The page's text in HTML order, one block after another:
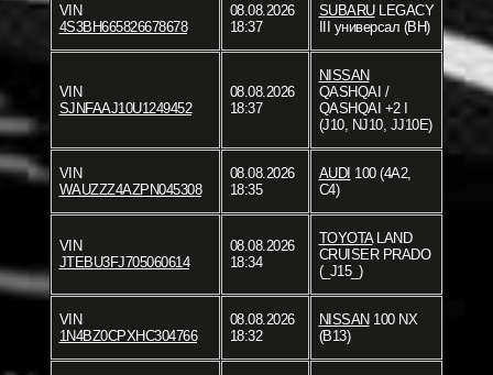
VIN
4S3BH665826678678
08.08.2026
18:37
SUBARULEGACY
III универсал (BH)
VIN
SJNFAAJ10U1249452
08.08.2026
18:37
NISSAN
QASHQAI /
QASHQAI +2 I
(J10, NJ10, JJ10E)
VIN
WAUZZZ4AZPN045308
08.08.2026
18:35
AUDI 100 (4A2,
C4)
VIN
JTEBU3FJ705060614
08.08.2026
18:34
TOYOTALAND
CRUISER PRADO
(_J15_)
VIN
1N4BZ0CPXHC304766
08.08.2026
18:32
NISSAN 100 NX
(B13)